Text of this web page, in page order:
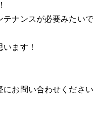
ナンスが必要みたいで
ます！
お問い合わせください